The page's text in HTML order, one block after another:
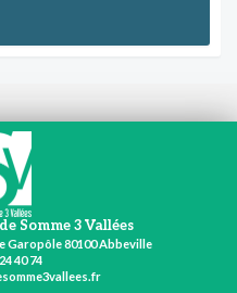
Somme 3 Vallées
Garopôle 80100 Abbeville
40 74